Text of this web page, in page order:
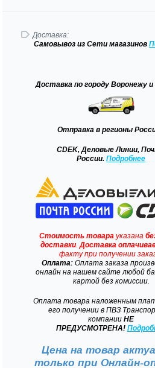
Доставка:
Самовывозиз Сети магазинов
Доставкапо городу Воронежу
Отправка в регионы
CDEK, Деловые Линии,
России.Подробнее
Стоимость товара указана
доставки .Доставка
факту при получении
Оплата: Оплата заказа
онлайн на нашем сайте любой
картой без комиссии.
Оплата товара наложенным
его получении в ПВЗ
компании НЕ
ПРЕДУСМОТРЕНА!
Цена на товар
только при Онлайн-